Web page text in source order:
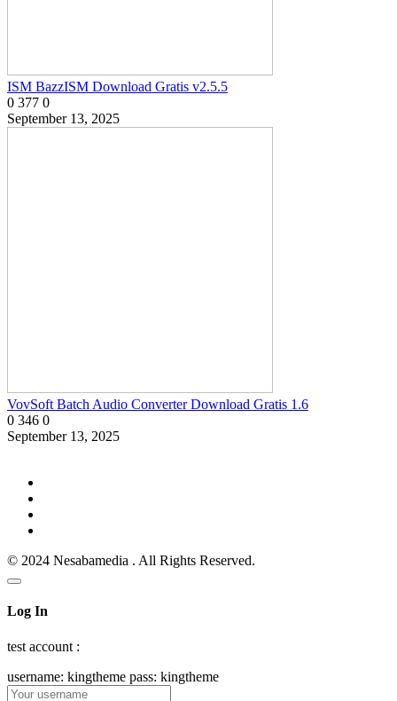
ISM BazzISM Download Gratis v2.5.5
0 377 0
September 13, 2025
VovSoft Batch Audio Converter Download Gratis 1.6
0 346 0
September 13, 2025
© 2024 Nesabamedia . All Rights Reserved.
Log In
test account :
username: kingtheme pass: kingtheme